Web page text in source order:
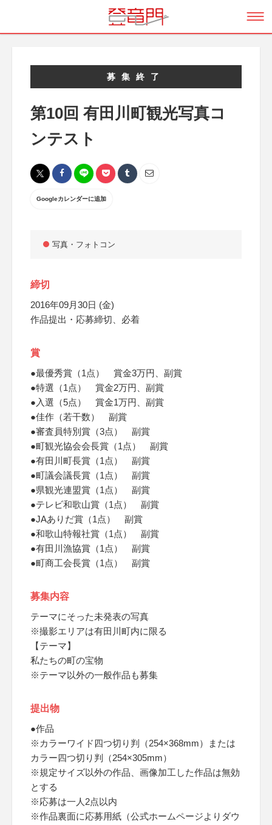
募集終了
第10回 有田川町観光写真コ
ンテスト
Googleカレンダーに追加
写真・フォトコン
締切
2016年09月30日 (金)
作品提出・応募締切、必着
賞
●最優秀賞（1点） 賞金3万円、副賞
●特選（1点） 賞金2万円、副賞
●入選（5点） 賞金1万円、副賞
●佳作（若干数） 副賞
●審査員特別賞（3点） 副賞
●町観光協会会長賞（1点） 副賞
●有田川町長賞（1点） 副賞
●町議会議長賞（1点） 副賞
●県観光連盟賞（1点） 副賞
●テレビ和歌山賞（1点） 副賞
●JAありだ賞（1点） 副賞
●和歌山特報社賞（1点） 副賞
●有田川漁協賞（1点） 副賞
●町商工会長賞（1点） 副賞
募集内容
テーマにそった未発表の写真
※撮影エリアは有田川町内に限る
【テーマ】
私たちの町の宝物
※テーマ以外の一般作品も募集
提出物
●作品
※カラーワイド四つ切り判（254×368mm）または
カラー四つ切り判（254×305mm）
※規定サイズ以外の作品、画像加工した作品は無効
とする
※応募は一人2点以内
※作品裏面に応募用紙（公式ホームページよりダウ